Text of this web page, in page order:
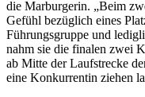
die Marburgerin. „Beim
Gefühl bezüglich eines
Führungsgruppe und
nahm sie die finalen zwei
ab Mitte der Laufstrecke
eine Konkurrentin ziehen